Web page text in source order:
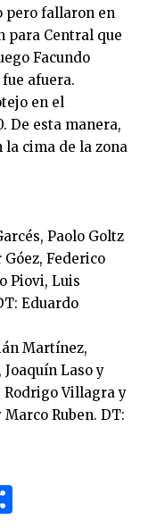
pero fallaron en
para Central que
Facundo
afuera.
en el
De esta manera,
la cima de la zona
Paolo Goltz
Federico
Piovi, Luis
Eduardo
Martínez,
Laso y
Rodrigo Villagra y
Ruben. DT: